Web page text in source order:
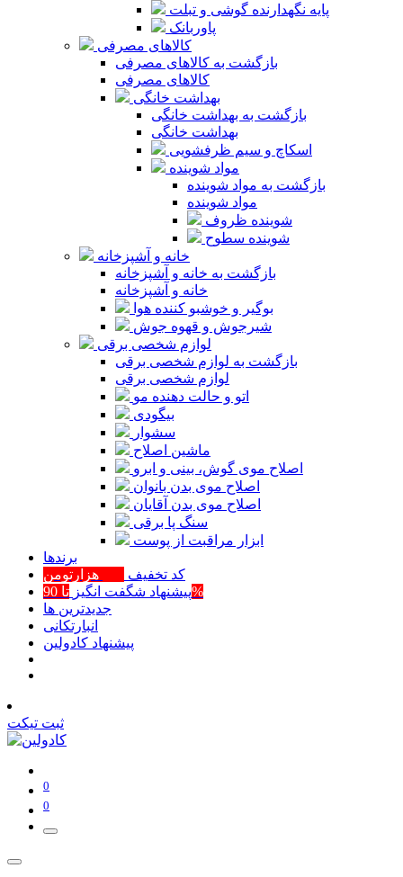
پایه نگهدارنده گوشی و تبلت
پاوربانک
کالاهای مصرفی
بازگشت به کالاهای مصرفی
کالاهای مصرفی
بهداشت خانگی
بازگشت به بهداشت خانگی
بهداشت خانگی
اسکاچ و سیم ظرفشویی
مواد شوینده
بازگشت به مواد شوینده
مواد شوینده
شوینده ظروف
شوینده سطوح
خانه و آشپزخانه
بازگشت به خانه و آشپزخانه
خانه و آشپزخانه
بوگیر و خوشبو کننده هوا
شیرجوش و قهوه جوش
لوازم شخصی برقی
بازگشت به لوازم شخصی برقی
لوازم شخصی برقی
اتو و حالت دهنده مو
بیگودی
سشوار
ماشین اصلاح
اصلاح موی گوش، بینی و ابرو
اصلاح موی بدن بانوان
اصلاح موی بدن آقایان
سنگ پا برقی
ابزار مراقبت از پوست
برند‌ها
کد تخفیف
پیشنهاد شگفت انگیزتا 90%
جدیدترین ها
انبارتکانی
پیشنهاد کادولین
ثبت تیکت
0
0